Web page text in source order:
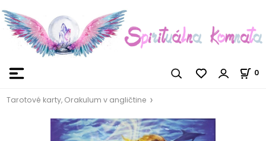
0
Tarotové karty, Orakulum v angličtine